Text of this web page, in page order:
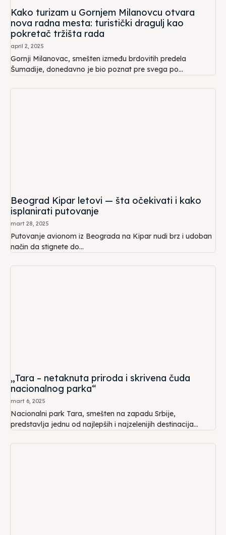
Kako turizam u Gornjem Milanovcu otvara
nova radna mesta: turistički dragulj kao
pokretač tržišta rada
april 2, 2025
Gornji Milanovac, smešten između brdovitih predela
Šumadije, donedavno je bio poznat pre svega po...
Beograd Kipar letovi — šta očekivati i kako
isplanirati putovanje
mart 28, 2025
Putovanje avionom iz Beograda na Kipar nudi brz i udoban
način da stignete do...
„Tara – netaknuta priroda i skrivena čuda
nacionalnog parka“
mart 6, 2025
Nacionalni park Tara, smešten na zapadu Srbije,
predstavlja jednu od najlepših i najzelenijih destinacija...